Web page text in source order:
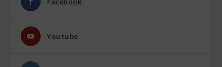
Facebook
Youtube